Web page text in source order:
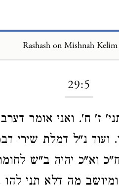
Rashash on Mishnah
29:5
ז' ח'. ואני אומר
ועוד נ"ל דמלת שירי
וא"כ יהיה ב"ש
מה דלא תני להו